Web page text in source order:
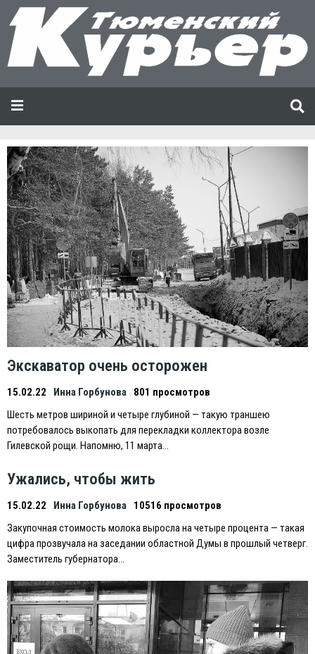
Экскаватор очень осторожен
15.02.22 Инна Горбунова
801 просмотров
Шесть метров шириной и четыре глубиной — такую траншею
потребовалось выкопать для перекладки коллектора возле
Гилевской рощи. Напомню, 11 марта…
Ужались, чтобы жить
15.02.22 Инна Горбунова
10516 просмотров
Закупочная стоимость молока выросла на четыре процента — такая
цифра прозвучала на заседании областной Думы в прошлый четверг.
Заместитель губернатора…